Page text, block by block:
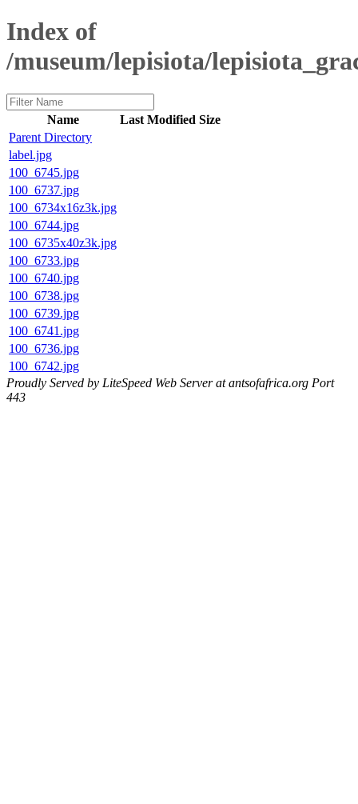
Index of
/museum/lepisiota/
Name Last Modified Size
Parent Directory
label.jpg
100_6745.jpg
100_6737.jpg
100_6734x16z3k.jpg
100_6744.jpg
100_6735x40z3k.jpg
100_6733.jpg
100_6740.jpg
100_6738.jpg
100_6739.jpg
100_6741.jpg
100_6736.jpg
100_6742.jpg
Proudly Served by LiteSpeed Web Server at antsofafrica.org Port
443